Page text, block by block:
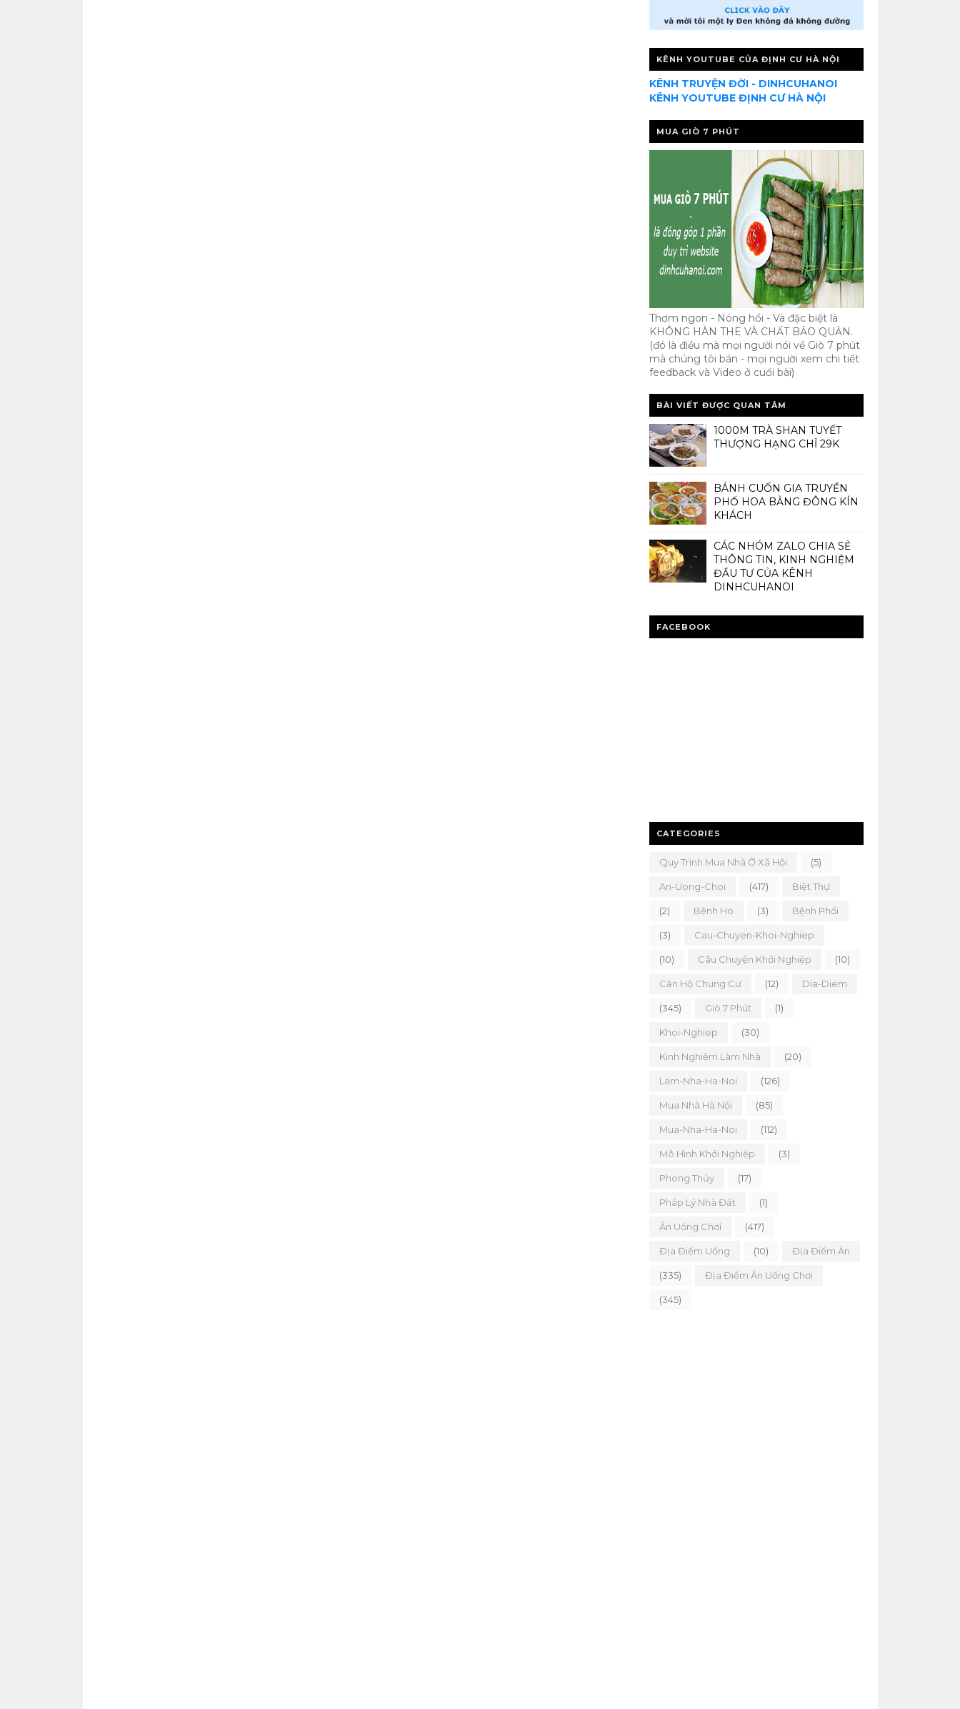
KÊNH YOUTUBE CỦA ĐỊNH CƯ HÀ NỘI
KÊNH TRUYỆN ĐỜI - DINHCUHANOI
KÊNH YOUTUBE ĐỊNH CƯ HÀ NỘI
MUA GIÒ 7 PHÚT
Thơm ngon - Nóng hổi - Và đặc biệt là
KHÔNG HÀN THE VÀ CHẤT BẢO QUẢN.
(đó là điều mà mọi người nói về Giò 7 phút
mà chúng tôi bán - mọi người xem chi tiết
feedback và Video ở cuối bài)
BÀI VIẾT ĐƯỢC QUAN TÂM
1000M TRÀ SHAN TUYẾT
THƯỢNG HẠNG CHỈ 29K
BÁNH CUỐN GIA TRUYỀN
PHỐ HOA BẰNG ĐÔNG KÍN
KHÁCH
CÁC NHÓM ZALO CHIA SẺ
THÔNG TIN, KINH NGHIỆM
ĐẦU TƯ CỦA KÊNH
DINHCUHANOI
FACEBOOK
CATEGORIES
Quy Trình Mua Nhà Ở Xã Hội (5)
An-Uong-Choi (417) Biệt Thự
(2) Bệnh Ho (3) Bệnh Phổi
(3) Cau-Chuyen-Khoi-Nghiep
(10) Câu Chuyện Khởi Nghiệp (10)
Căn Hộ Chung Cư (12) Dia-Diem
(345) Giò 7 Phút (1)
Khoi-Nghiep (30)
Kinh Nghiệm Làm Nhà (20)
Lam-Nha-Ha-Noi (126)
Mua Nhà Hà Nội (85)
Mua-Nha-Ha-Noi (112)
Mô Hình Khởi Nghiệp (3)
Phong Thủy (17)
Pháp Lý Nhà Đất (1)
Ăn Uống Chơi (417)
Địa Điểm Uống (10) Địa Điểm Ăn
(335) Địa Điểm Ăn Uống Chơi
(345)